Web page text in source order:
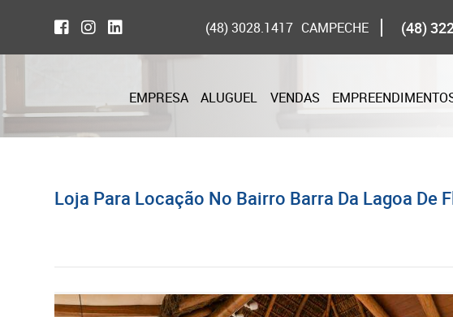
(48) 3028.1417 CAMPECHE (48)
EMPRESA ALUGUEL VENDAS
Loja Para Locação No Bairro Barra Da Lagoa De